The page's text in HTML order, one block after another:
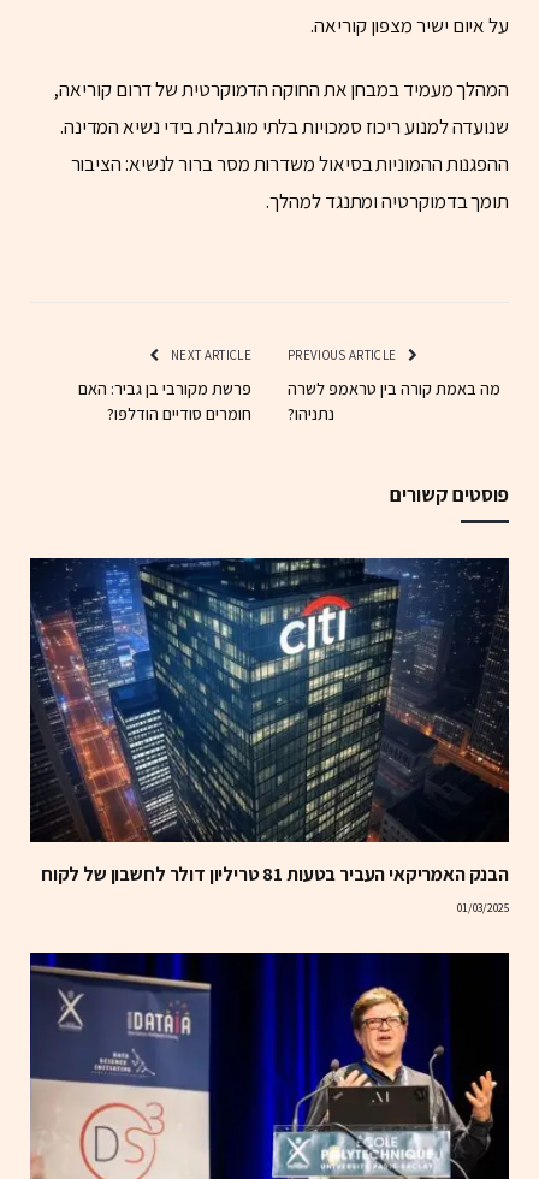
על איום ישיר מצפון קוריאה.
המהלך מעמיד במבחן את החוקה הדמוקרטית של דרום קוריאה,
שנועדה למנוע ריכוז סמכויות בלתי מוגבלות בידי נשיא המדינה.
ההפגנות ההמוניות בסיאול משדרות מסר ברור לנשיא: הציבור
תומך בדמוקרטיה ומתנגד למהלך.
מה באמת קורה בין טראמפ לשרה
נתניהו?
NEXT ARTICLE
פרשת מקורבי בן גביר: האם
חומרים סודיים הודלפו?
פוסטים קשורים
הבנק האמריקאי העביר בטעות 81 טריליון דולר לחשבון של לקוח
01/03/2025